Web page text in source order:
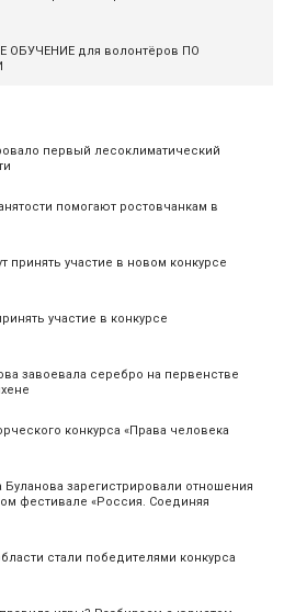
первый лесоклиматический
помогают ростовчанкам в
участие в новом конкурсе
участие в конкурсе
завоевала серебро на первенстве
конкурса «Права человека
зарегистрировали отношения
фестивале «Россия. Соединяя
стали победителями конкурса
ОБУЧЕНИЕ для волонтёров ПО